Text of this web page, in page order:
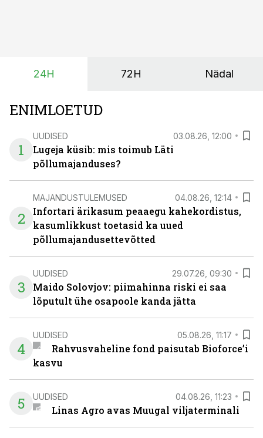
24H 72H Nädal
ENIMLOETUD
1
UUDISED 03.08.26, 12:00
Lugeja küsib: mis toimub Läti
põllumajanduses?
2
MAJANDUSTULEMUSED 04.08.26, 12:14
Infortari ärikasum peaaegu kahekordistus,
kasumlikkust toetasid ka uued
põllumajandusettevõtted
3
UUDISED 29.07.26, 09:30
Maido Solovjov: piimahinna riski ei saa
lõputult ühe osapoole kanda jätta
4
UUDISED 05.08.26, 11:17
Rahvusvaheline fond paisutab Bioforce’i
kasvu
5 UUDISED 04.08.26, 11:23
Linas Agro avas Muugal viljaterminali